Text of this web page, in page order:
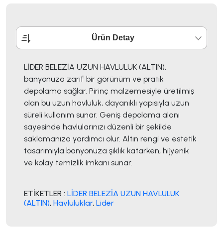
Ürün Detay
LİDER BELEZİA UZUN HAVLULUK (ALTIN),
banyonuza zarif bir görünüm ve pratik
depolama sağlar. Pirinç malzemesiyle üretilmiş
olan bu uzun havluluk, dayanıklı yapısıyla uzun
süreli kullanım sunar. Geniş depolama alanı
sayesinde havlularınızı düzenli bir şekilde
saklamanıza yardımcı olur. Altın rengi ve estetik
tasarımıyla banyonuza şıklık katarken, hijyenik
ve kolay temizlik imkanı sunar.
ETİKETLER : LİDER BELEZİA UZUN HAVLULUK
(ALTIN), Havluluklar, Lider